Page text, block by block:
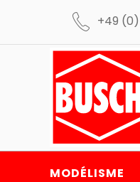
+49
MODÉLISME